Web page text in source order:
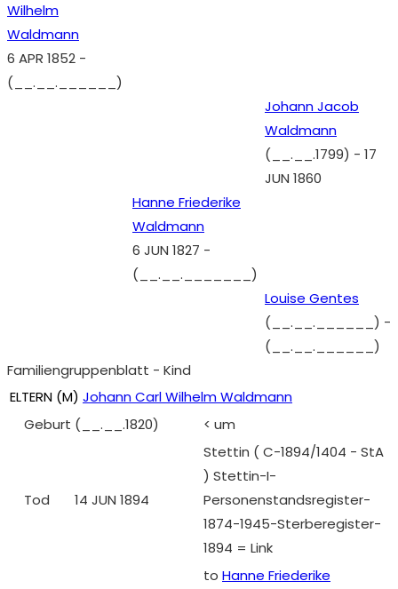
Wilhelm
Waldmann
6 APR 1852 -
(__.__.______)
Johann Jacob
Waldmann
(__.__.1799) - 17
JUN 1860
Hanne Friederike
Waldmann
6 JUN 1827 -
(__.__._______)
Louise Gentes
(__.__.______) -
(__.__.______)
Familiengruppenblatt - Kind
ELTERN (M) Johann Carl Wilhelm Waldmann
Geburt (__.__.1820) < um
Tod 14 JUN 1894
Stettin ( C-1894/1404 - StA
) Stettin-I-
Personenstandsregister-
1874-1945-Sterberegister-
1894 = Link
to Hanne Friederike